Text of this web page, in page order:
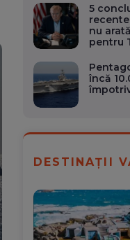
5
nu
pentru
încă
DESTINAȚII